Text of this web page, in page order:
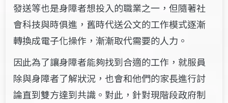
發送等也是身障者想投入的職業之一，但隨著社
會科技與時俱進，舊時代送公文的工作模式逐漸
轉換成電子化操作，漸漸取代需要的人力。
因此為了讓身障者能夠找到合適的工作，就服員
除與身障者了解狀況，也會和他們的家長進行討
論直到雙方達到共識。對此，針對現階段政府制